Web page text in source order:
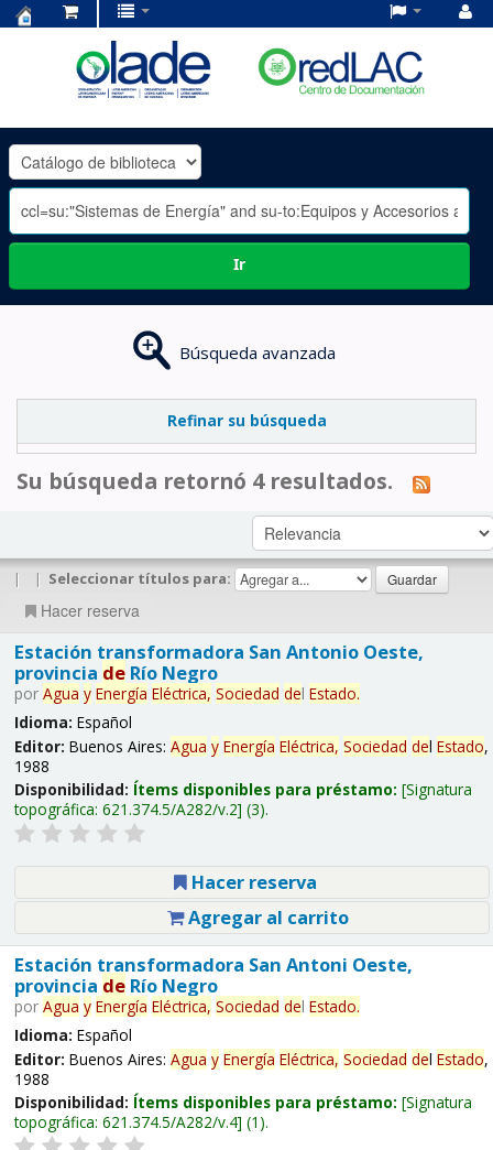
OLADE
-
Ir
Búsqueda avanzada
Refinar su búsqueda
Su búsqueda retornó 4 resultados.
| | Seleccionar títulos para:
Hacer reserva
Estación transformadora San Antonio Oeste,
provincia deRío Negro
por Agua y Energía Eléctrica, Sociedad del Estado.
Idioma: Español
Editor: Buenos Aires: Agua y Energía Eléctrica, Sociedad del Estado,
1988
Disponibilidad: Ítems disponibles para préstamo: Signatura
topográfica: 621.374.5/A282/v.2 (3).
Hacer reserva
Agregar al carrito
Estación transformadora San Antoni Oeste,
provincia deRío Negro
por Agua y Energía Eléctrica, Sociedad del Estado.
Idioma: Español
Editor: Buenos Aires: Agua y Energía Eléctrica, Sociedad del Estado,
1988
Disponibilidad: Ítems disponibles para préstamo: Signatura
topográfica: 621.374.5/A282/v.4 (1).